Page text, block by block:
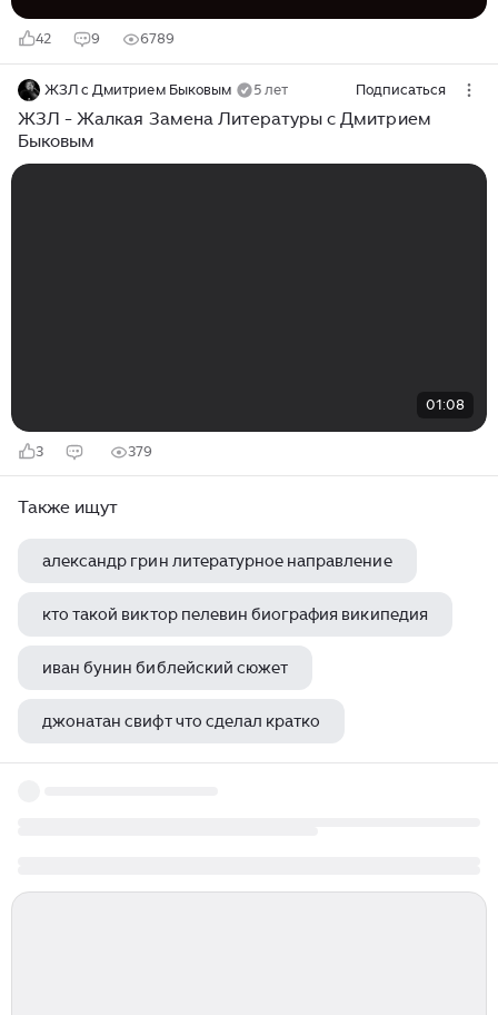
42 9 6789
ЖЗЛ с Дмитрием Быковым 5 лет Подписаться
ЖЗЛ - Жалкая Замена Литературы с Дмитрием
Быковым
01:08
3 379
Также ищут
александр грин литературное направление
кто такой виктор пелевин биография википедия
иван бунин библейский сюжет
джонатан свифт что сделал кратко